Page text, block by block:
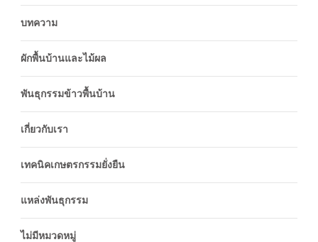
บทความ
ผักพื้นบ้านและไม้ผล
พันธุกรรมข้าวพื้นบ้าน
เกี่ยวกับเรา
เทคนิคเกษตรกรรมยั่งยืน
แหล่งพันธุกรรม
ไม่มีหมวดหมู่